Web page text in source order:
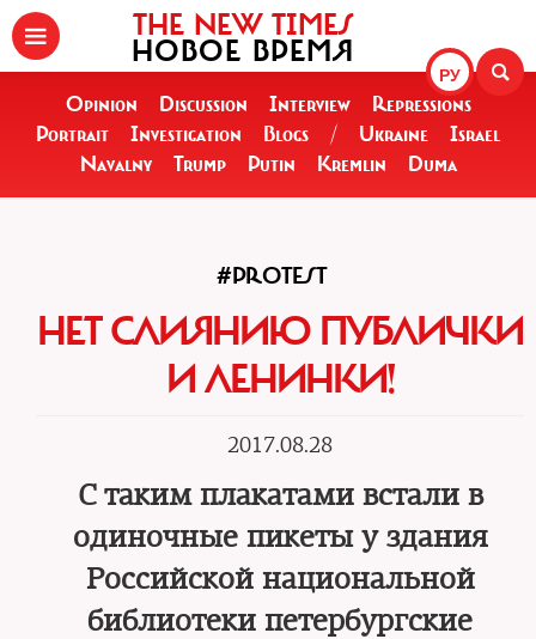
РУ
THE NEW TIMES
НОВОЕ ВРЕМЯ
Opinion Discussion Interview
Repressions
Portrait
Investigation Blogs / Ukraine
Israel
Navalny
Trump Putin Kremlin Duma
#PROTEST
НЕТ СЛИЯНИЮ ПУБЛИЧКИ
И ЛЕНИНКИ!
2017.08.28
С таким плакатами встали в
одиночные пикеты у здания
Российской национальной
библиотеки петербургские